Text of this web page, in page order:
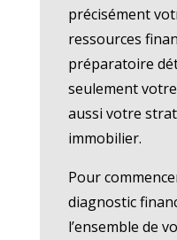
précisément
ressources
préparatoire
seulement votre
aussi votre
immobilier.
Pour
diagnostic
l’ensemble de